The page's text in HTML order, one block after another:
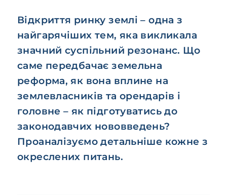
Відкриття ринку землі – одна з
найгарячіших тем, яка викликала
значний суспільний резонанс. Що
саме передбачає земельна
реформа, як вона вплине на
землевласників та орендарів і
головне – як підготуватись до
законодавчих нововведень?
Проаналізуємо детальніше кожне з
окреслених питань.